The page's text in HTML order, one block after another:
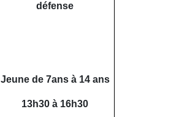
défense
Jeune de 7ans à 14 ans
13h30 à 16h30